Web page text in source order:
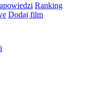
Ranking
Dodaj film